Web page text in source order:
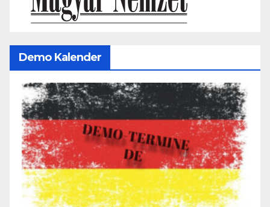
Demo Kalender